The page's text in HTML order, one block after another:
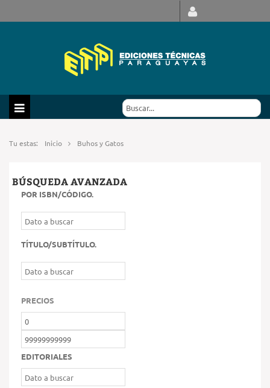
Tu estas: Inicio Buhos y Gatos
BÚSQUEDA AVANZADA
POR ISBN/CÓDIGO.
TÍTULO/SUBTÍTULO.
PRECIOS
EDITORIALES